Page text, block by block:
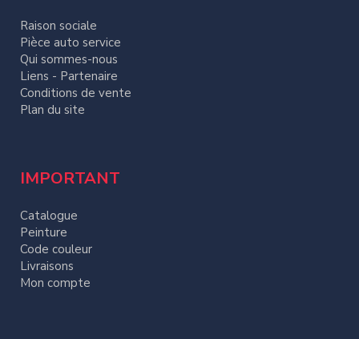
Raison sociale
Pièce auto service
Qui sommes-nous
Liens - Partenaire
Conditions de vente
Plan du site
IMPORTANT
Catalogue
Peinture
Code couleur
Livraisons
Mon compte